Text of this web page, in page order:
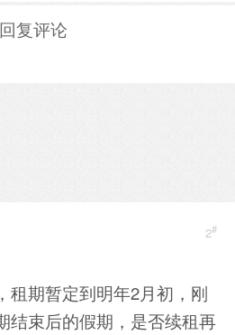
回复评论
2#
租期暂定到明年2月初，刚
结束后的假期，是否续租再